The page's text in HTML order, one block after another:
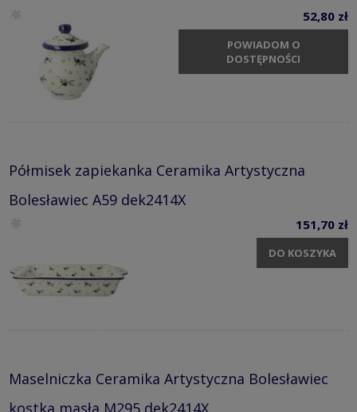
52,80 zł
POWIADOM O
DOSTĘPNOŚCI
Półmisek zapiekanka Ceramika Artystyczna
Bolesławiec A59 dek2414X
151,70 zł
DO KOSZYKA
Maselniczka Ceramika Artystyczna Bolesławiec